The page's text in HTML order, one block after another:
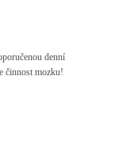
denní
činnost mozku!